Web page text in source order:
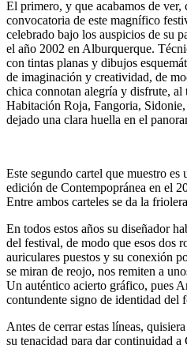
El primero, y que acabamos de ver,
convocatoria de este magnífico
celebrado bajo los auspicios de su
el año 2002 en Alburquerque.
con tintas planas y dibujos
de imaginación y creatividad, de
chica connotan alegría y disfrute,
Habitación Roja, Fangoria,
dejado una clara huella en el
Este segundo cartel que muestro
edición de Contempopránea en el
Entre ambos carteles se da la
En todos estos años su diseñador
del festival, de modo que esos dos
auriculares puestos y su conexión
se miran de reojo, nos remiten a
Un auténtico acierto gráfico, pues
contundente signo de identidad del
Antes de cerrar estas líneas,
su tenacidad para dar continuidad